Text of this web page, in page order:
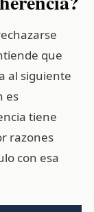
que
al siguiente
es
tiene
razones
con esa